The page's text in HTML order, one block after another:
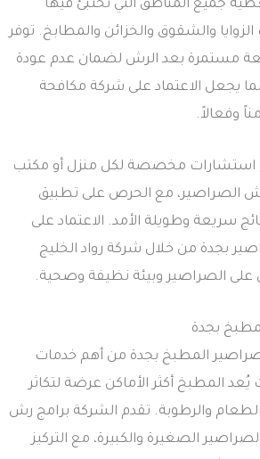
جميع المناطق التي تختبئ فيها
والشقوق والخزائن والمطابخ. توفر
مستمرة بعد الرش لضمان عدم عودة
يجعل الاعتماد على شركة مكافحة
وفعالاً.
استشارات مخصصة لكل منزل أو مكتب
الصراصير، مع الحرص على تطبيق
سريعة وطويلة الأمد. الاعتماد على
بجدة من خلال شركة رواد الخليج
على الصراصير وبيئة نظيفة وصحية.
بجدة
المطبخ بجدة من أهم خدمات
يُعد المطبخ أكثر الأماكن عرضة لتكاثر
والرطوبة. تقدم الشركة برامج رش
الصغيرة والكبيرة، مع التركيز